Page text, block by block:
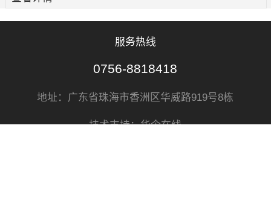
商道 | 蒋干胜：以智能物流革新，用...
生死痛点，在蒋干胜董事长以工况定义设备，用智...